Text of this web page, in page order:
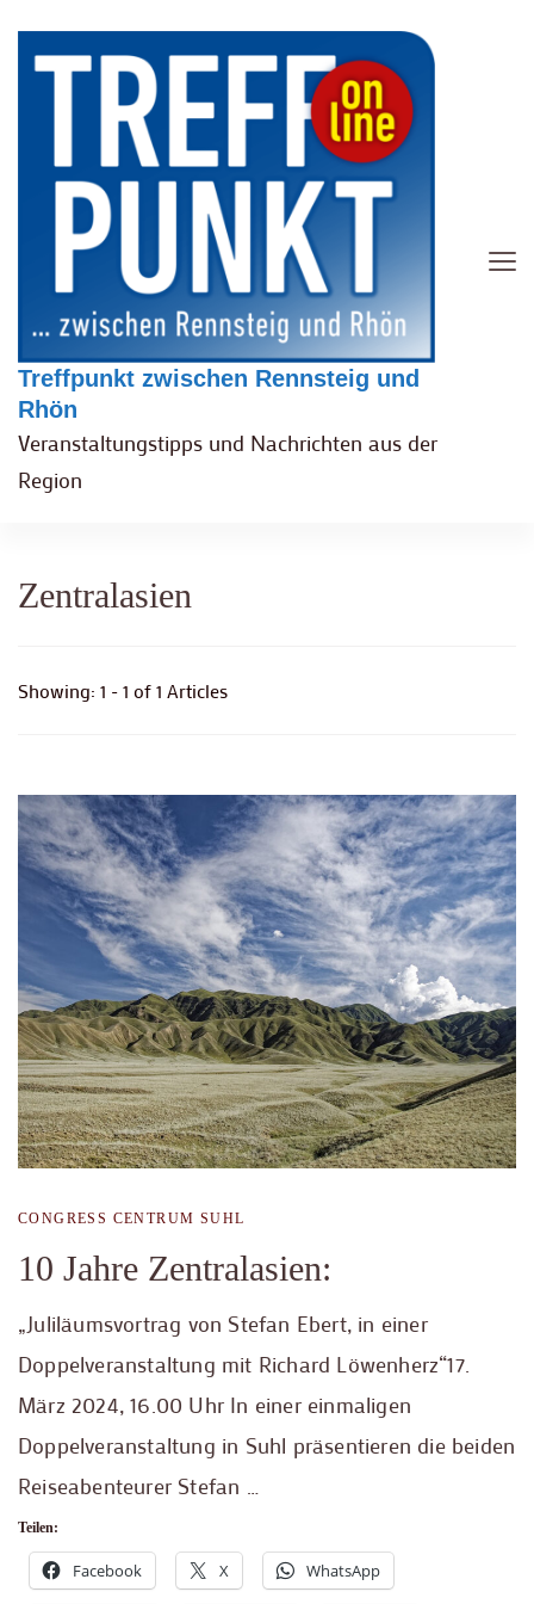
Treffpunkt zwischen Rennsteig und
Rhön
Veranstaltungstipps und Nachrichten aus der
Region
Zentralasien
Showing: 1 - 1 of 1 Articles
CONGRESS CENTRUM SUHL
10 Jahre Zentralasien:
„Juliläumsvortrag von Stefan Ebert, in einer
Doppelveranstaltung mit Richard Löwenherz“17.
März 2024, 16.00 Uhr In einer einmaligen
Doppelveranstaltung in Suhl präsentieren die beiden
Reiseabenteurer Stefan …
Teilen:
Facebook X WhatsApp